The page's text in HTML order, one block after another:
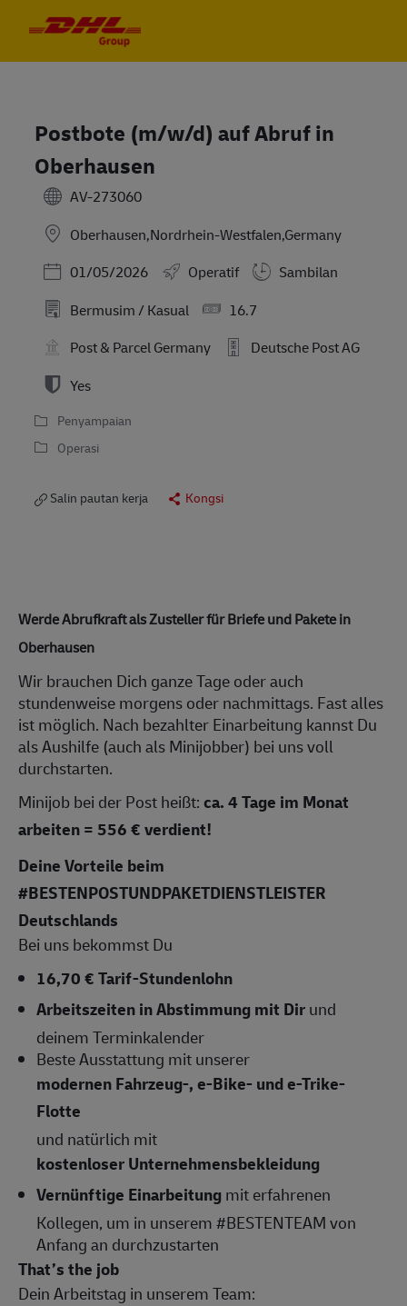
Postbote (m/w/d) auf Abruf in
Oberhausen
AV-273060
Oberhausen,Nordrhein-Westfalen,Germany
Posted Date
01/05/2026 Operatif
Sambilan
Bermusim / Kasual
16.7
Post & Parcel Germany
Deutsche Post AG
Yes
Penyampaian
Operasi
Salin pautan kerja Kongsi
Werde Abrufkraft als Zusteller für Briefe und Pakete in
Oberhausen
Wir brauchen Dich ganze Tage oder auch
stundenweise morgens oder nachmittags. Fast alles
ist möglich. Nach bezahlter Einarbeitung kannst Du
als Aushilfe (auch als Minijobber) bei uns voll
durchstarten.
Minijob bei der Post heißt:ca.4 Tage im Monat
arbeiten = 556 € verdient!
Deine Vorteile beim
#BESTENPOSTUNDPAKETDIENSTLEISTER
Deutschlands
Bei uns bekommst Du
16,70 € Tarif-Stundenlohn
Arbeitszeitenin Abstimmung mit Dirund
deinem Terminkalender
Beste Ausstattung mit unserer
modernen Fahrzeug-, e-Bike- und e-Trike-
Flotte
und natürlich mit
kostenloser Unternehmensbekleidung
Vernünftige Einarbeitungmit erfahrenen
Kollegen, um in unserem #BESTENTEAM von
Anfang an durchzustarten
That’s the job
Dein Arbeitstag in unserem Team: